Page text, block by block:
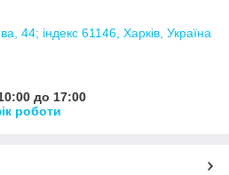
44; індекс 61146, Харків, Україна
до 17:00
роботи